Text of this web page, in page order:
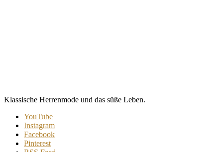
Klassische Herrenmode und das süße Leben.
YouTube
Instagram
Facebook
Pinterest